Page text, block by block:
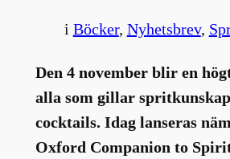
i Böcker, Nyhetsbrev,
Den 4 november blir en
alla som gillar
cocktails. Idag lanseras
Oxford Companion to